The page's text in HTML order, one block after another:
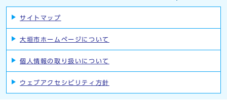
サイトマップ
大垣市ホームページについて
個人情報の取り扱いについて
ウェブアクセシビリティ方針